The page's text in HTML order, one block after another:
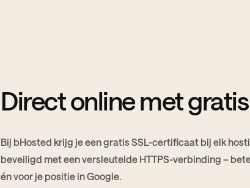
Direct online met
Bij bHosted krijg je een gratis SSL-certificaat bij elk
beveiligd met een versleutelde HTTPS-verbinding –
én voor je positie in Google.